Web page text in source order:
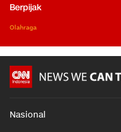
Berpijak
Olahraga
Nasional